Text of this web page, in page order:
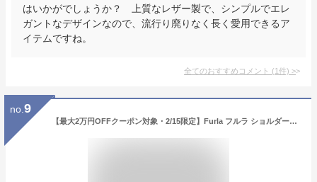
はいかがでしょうか？ 上質なレザー製で、シンプルでエレ
ガントなデザインなので、流行り廃りなく長く愛用できるア
イテムですね。
全てのおすすめコメント (1件) >
no. 9
【最大2万円OFFクーポン対象・2/15限定】Furla フルラ ショルダーバッグ GOCCIA S ゴッチャ WB01500 BX3353 レディース レザー クロスボディ 鞄 カラー5色